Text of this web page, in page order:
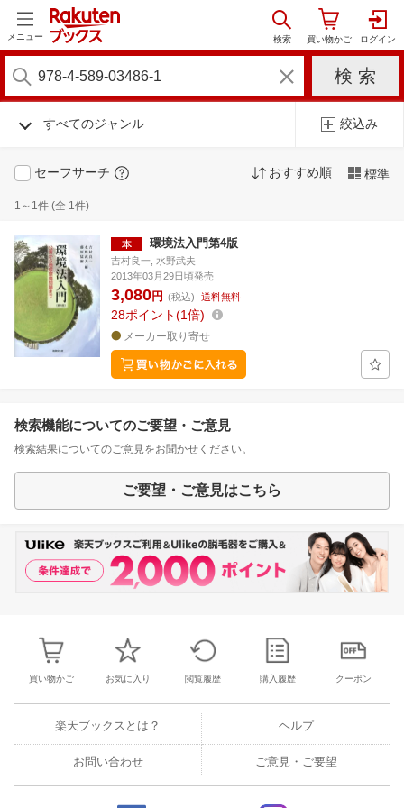
メニュー
すべてのジャンル 絞込み
セーフサーチ おすすめ順 標準
1～1件 (全 1件)
環境法入門第4版
吉村良一, 水野武夫
2013年03月29日頃発売
3,080円 (税込) 送料無料
28ポイント 1倍
メーカー取り寄せ
検索機能についてのご要望・ご意見
検索結果についてのご意見をお聞かせください。
ご要望・ご意見はこちら
買い物かご お気に入り 閲覧履歴 購入履歴 クーポン
楽天ブックスとは？ ヘルプ
お問い合わせ ご意見・ご要望